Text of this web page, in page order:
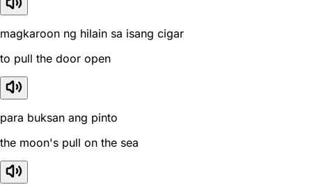
magkaroon ng hilain sa isang cigar
to pull the door open
para buksan ang pinto
the moon's pull on the sea